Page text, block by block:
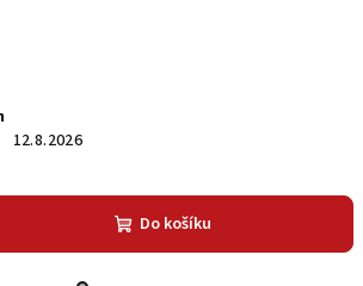
12.8.2026
Do košíku